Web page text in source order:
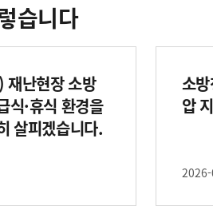
습니다
재난현장 소방
식·휴식 환경을
살피겠습니다.
소
압